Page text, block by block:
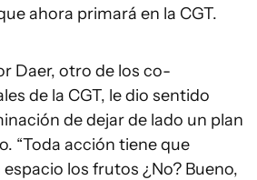
ahora primará en la CGT.
Daer, otro de los co-
de la CGT, le dio sentido
de dejar de lado un plan
“Toda acción tiene que
los frutos ¿No? Bueno,